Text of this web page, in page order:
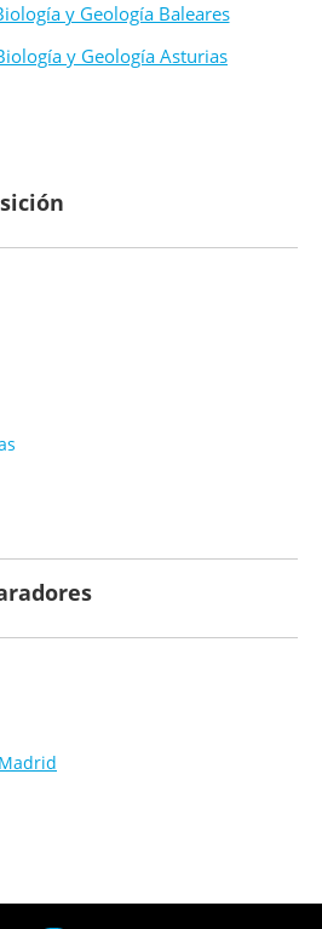
y Geología Baleares
y Geología Asturias